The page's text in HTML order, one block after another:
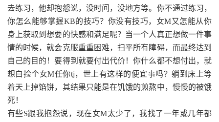
去练习，他却抱怨说，没时间，没地方等。你不通过练习，
你怎么能够掌握KB的技巧？你没有技巧，女M又怎能从你
身上获取到想要的快感和满足呢？当一个人真正想做一件事
情的时候，就会克服重重困难，扫平所有障碍，而最终达到
自己的目的！要得到就要付出代价！你什么都不想付出，就
想白捡个女M任你tj，世上有这样的便宜事吗？躺到床上等
着天上掉馅饼，其结果只能是在饥饿的煎熬中，慢慢的被饿
死！
有些S跟我抱怨说，现在女M太少了，我找了一年或几年都